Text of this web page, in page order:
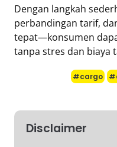
Dengan langkah
perbandingan tarif,
tepat—konsumen
tanpa stres dan biaya
#cargo
Disclaimer